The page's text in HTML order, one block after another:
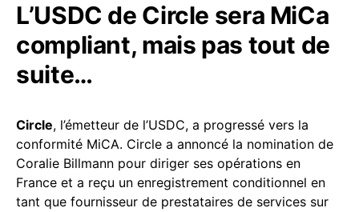
L’USDC de Circle sera MiCa
compliant, mais pas tout de
suite…
Circle, l’émetteur de l’USDC, a progressé vers la
conformité MiCA. Circle a annoncé la nomination de
Coralie Billmann pour diriger ses opérations en
France et a reçu un enregistrement conditionnel en
tant que fournisseur de prestataires de services sur